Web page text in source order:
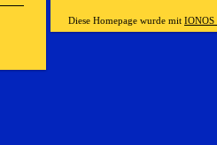
Diese Homepage wurde mit IONOS